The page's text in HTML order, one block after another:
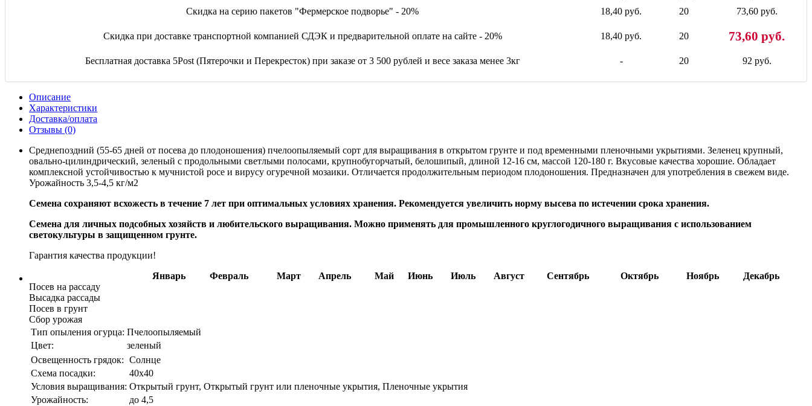
Скидка на серию пакетов "Фермерское подворье" - 20%
18,40 руб. 20 73,60 руб.
Скидка при доставке транспортной компанией СДЭК и предварительной оплате на сайте - 20% 18,40 руб. 20 73,60 руб.
Бесплатная доставка 5Post (Пятерочки и Перекресток) при заказе от 3 500 рублей и весе заказа менее 3кг - 20 92 руб.
Описание
Характеристики
Доставка/оплата
Отзывы (0)
Среднепоздний (55-65 дней от посева до плодоношения) пчелоопыляемый сорт для выращивания в открытом грунте и под временными пленочными укрытиями. Зеленец крупный,
овально-цилиндрический, зеленый с продольными светлыми полосами, крупнобугорчатый, белошипый, длиной 12-16 см, массой 120-180 г. Вкусовые качества хорошие. Обладает
комплексной устойчивостью к мучнистой росе и вирусу огуречной мозаики. Отличается продолжительным периодом плодоношения. Предназначен для употребления в свежем виде.
Урожайность 3,5-4,5 кг/м2
Семена сохраняют всхожесть в течение 7 лет при оптимальных условиях хранения. Рекомендуется увеличить норму высева по истечении срока хранения.
Семена для личных подсобных хозяйств и любительского выращивания. Можно применять для промышленного круглогодичного выращивания с использованием
светокультуры в защищенном грунте.
Гарантия качества продукции!
Январь
Февраль Март Апрель Май Июнь Июль Август Сентябрь Октябрь Ноябрь
Декабрь
Посев на рассаду
Высадка рассады
Посев в грунт
Сбор урожая
Тип опыления огурца: Пчелоопыляемый
Цвет:
зеленый
Освещенность грядок: Солнце
Схема посадки:
40х40
Условия выращивания: Открытый грунт, Открытый грунт или пленочные укрытия, Пленочные укрытия
Урожайность:
до 4,5